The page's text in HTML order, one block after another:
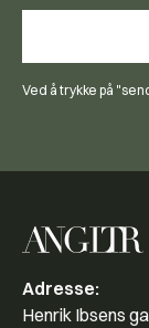
Ved å trykke på
Adresse:
Henrik Ibsens